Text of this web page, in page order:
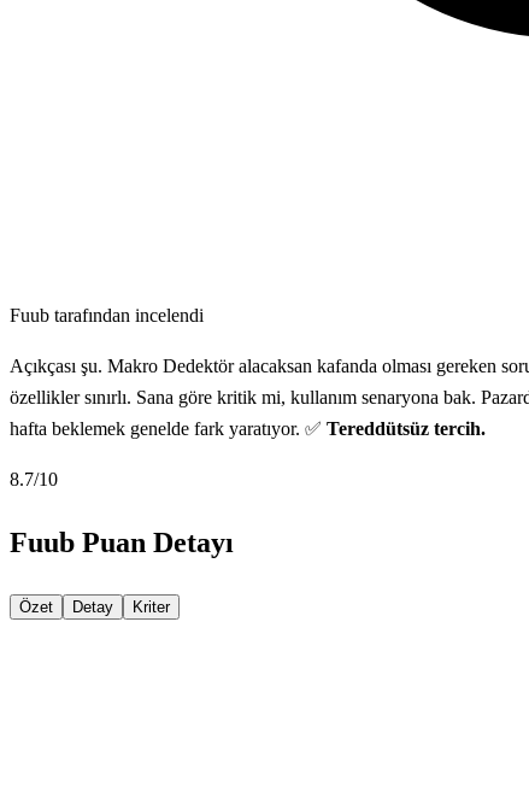
Fuub tarafından incelendi
Açıkçası şu. Makro Dedektör alacaksan kafanda olması gereken
özellikler sınırlı. Sana göre kritik mi, kullanım senaryona bak.
hafta beklemek genelde fark yaratıyor. ✅ Tereddütsüz tercih.
8.7/10
Fuub Puan Detayı
Özet Detay Kriter